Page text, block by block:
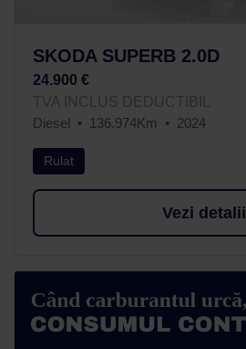
SKODA SUPERB 2.0D
24.900 €
TVA INCLUS DEDUCTIBIL
Diesel
136.974Km 2024
Rulat
Vezi detalii